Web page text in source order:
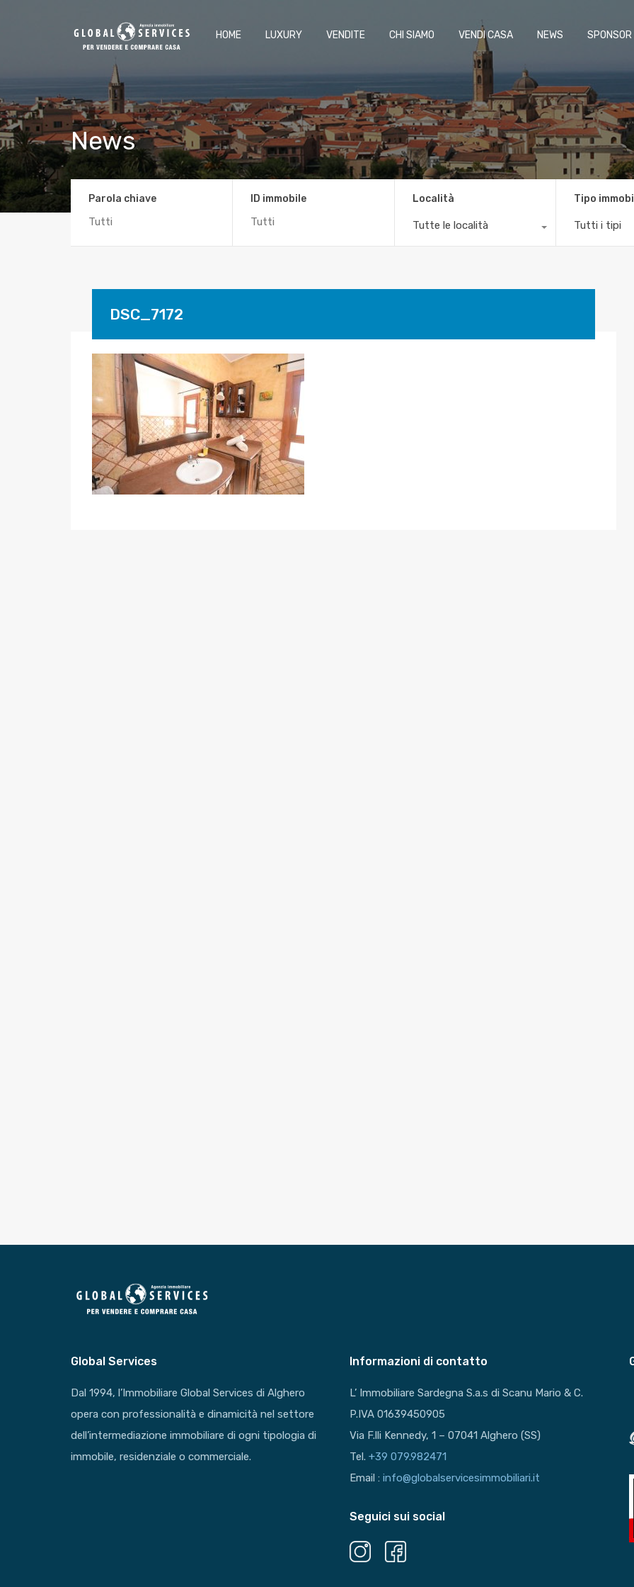
HOME LUXURY VENDITE CHI SIAMO VENDI CASA NEWS SPONSOR
News
Parola chiave ID immobile Località
Tutte le località
Tipo
Tutti i tipi
DSC_7172
Global Services
Dal 1994, l’Immobiliare Global Services di Alghero
opera con professionalità e dinamicità nel settore
dell’intermediazione immobiliare di ogni tipologia di
immobile, residenziale o commerciale.
Informazioni di contatto
L’ Immobiliare Sardegna S.a.s di Scanu Mario & C.
P.IVA 01639450905
Via F.lli Kennedy, 1 – 07041 Alghero (SS)
Tel.+39 079.982471
Email :info@globalservicesimmobiliari.it
Seguici sui social